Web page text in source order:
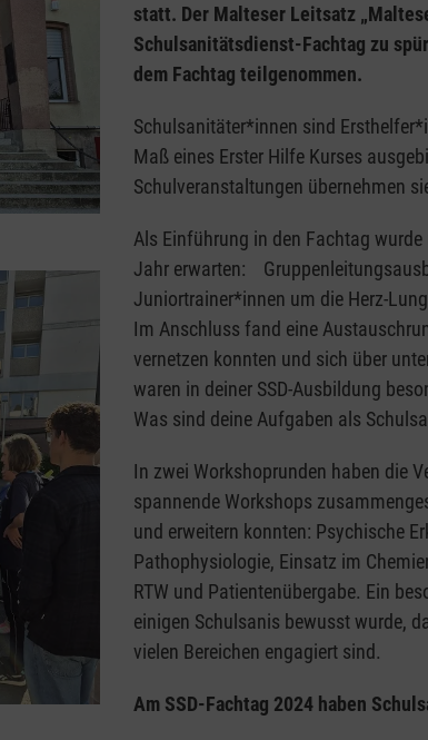
statt. Der Malteser Leitsatz
Schulsanitätsdienst-Fachtag zu
dem Fachtag teilgenommen.
Schulsanitäter*innen sind
Maß eines Erster Hilfe Kurses
Schulveranstaltungen übernehmen
Als Einführung in den Fachtag
Jahr erwarten:
Juniortrainer*innen um die Herz-
Im Anschluss fand eine
vernetzen konnten und sich über
waren in deiner SSD-Ausbildung
Was sind deine Aufgaben als
In zwei Workshoprunden haben die
spannende Workshops
und erweitern konnten: Psychische
Pathophysiologie, Einsatz im
RTW und Patientenübergabe. Ein
einigen Schulsanis bewusst wurde,
vielen Bereichen engagiert sind.
Am SSD-Fachtag 2024 haben